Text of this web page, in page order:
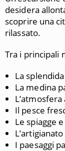
desidera
scoprire una
rilassato.
Tra i principali
La
La medina
Il pesce
Le spiagge
I paesaggi